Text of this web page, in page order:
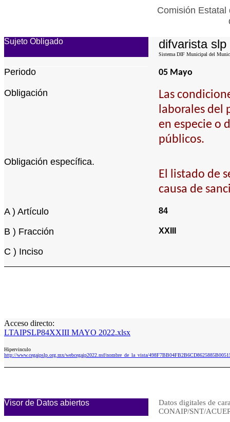
Comisión Estatal
Sujeto Obligado difvarista slp
Sistema DIF Municipal del
Periodo 05 Mayo
Obligación
Las
laborales del
en especie o
públicos.
Obligación específica.
El listado de
causa de
A ) Artículo 84
B ) Fracción XXIII
C ) Inciso
Acceso directo:
LTAIPSLP84XXIII MAYO 2022.xlsx
Hipervinculo
http://www.cegaipslp.org.mx/webcegaip2022.nsf/nombre_de_la_vista/
Visor de Datos abiertos
Datos digitales de
CONAIP/SNT/